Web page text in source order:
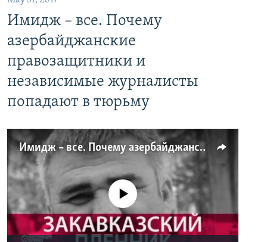
Имидж – все. Почему
азербайджанские
правозащитники и
независимые журналисты
попадают в тюрьму
Имидж – все. Почему азербайджанские правозащитники и независимые журналисты попадают в тюрьму
No media source currently available